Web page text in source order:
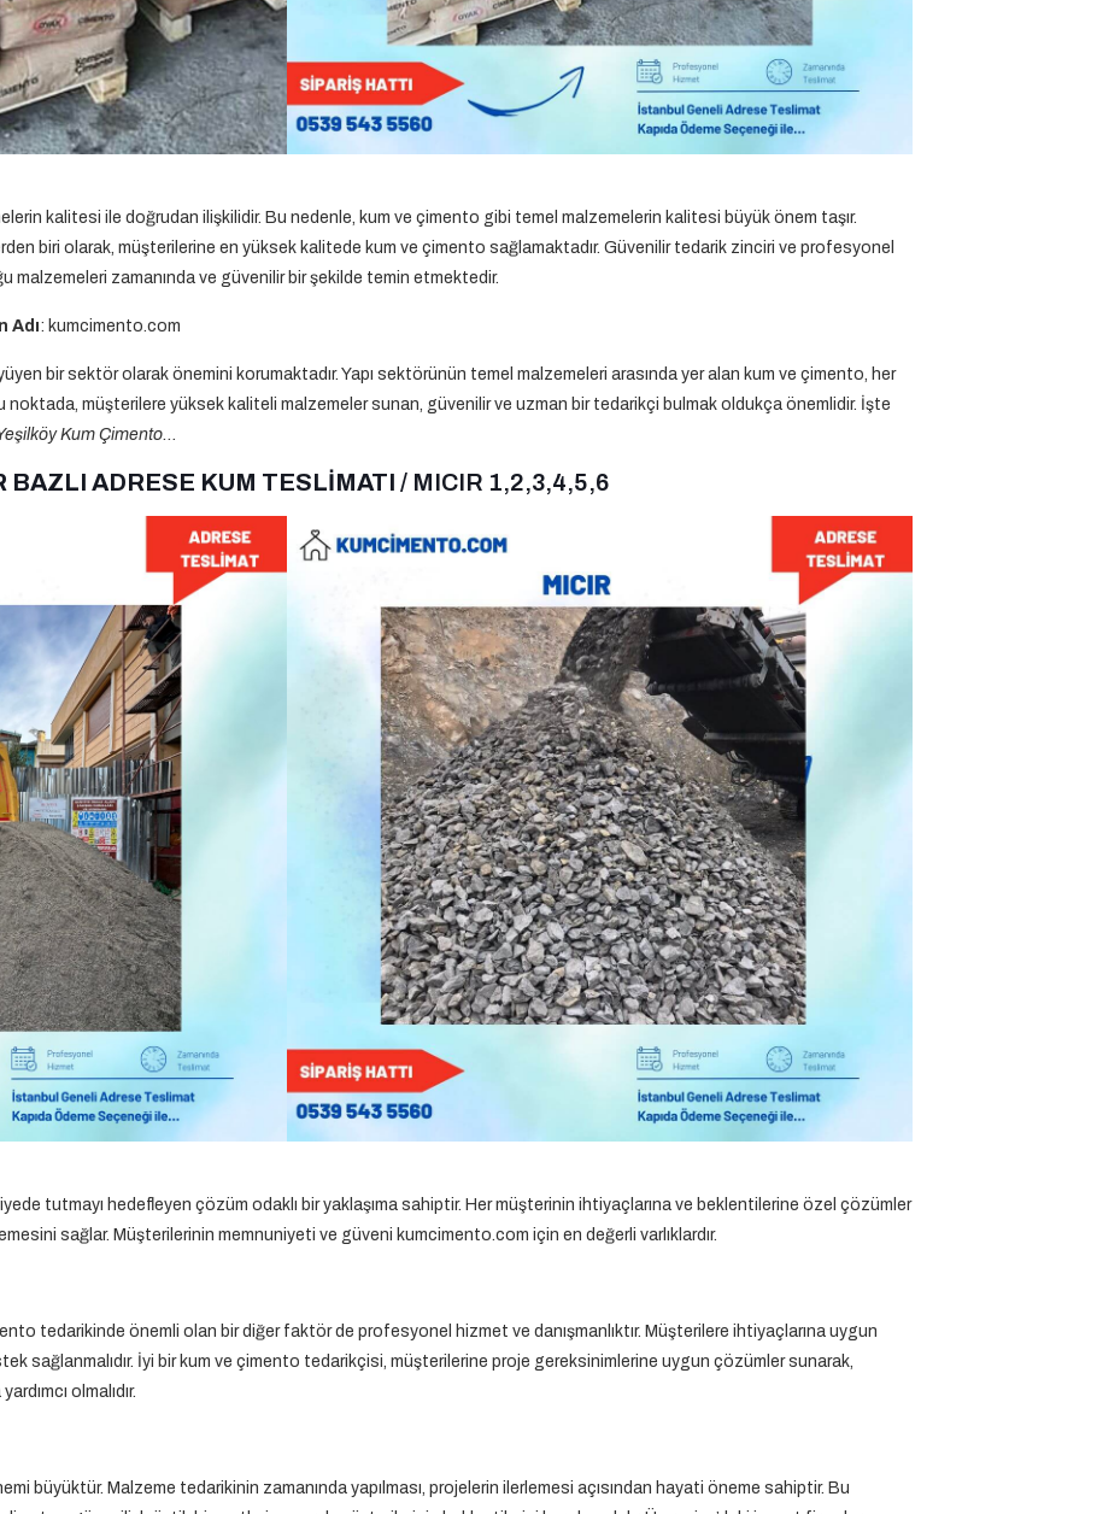
kalitesi ile doğrudan ilişkilidir. Bu nedenle, kum ve çimento gibi temel malzemelerin kalitesi büyük önem taşır.
biri olarak, müşterilerine en yüksek kalitede kum ve çimento sağlamaktadır. Güvenilir tedarik zinciri ve profesyonel
malzemeleri zamanında ve güvenilir bir şekilde temin etmektedir.
Adı: kumcimento.com
bir sektör olarak önemini korumaktadır. Yapı sektörünün temel malzemeleri arasında yer alan kum ve çimento, her
noktada, müşterilere yüksek kaliteli malzemeler sunan, güvenilir ve uzman bir tedarikçi bulmak oldukça önemlidir. İşte
Kum Çimento…
BAZLI ADRESE KUM TESLİMATI / MICIR 1,2,3,4,5,6
tutmayı hedefleyen çözüm odaklı bir yaklaşıma sahiptir. Her müşterinin ihtiyaçlarına ve beklentilerine özel çözümler
sağlar. Müşterilerinin memnuniyeti ve güveni kumcimento.com için en değerli varlıklardır.
tedarikinde önemli olan bir diğer faktör de profesyonel hizmet ve danışmanlıktır. Müşterilere ihtiyaçlarına uygun
sağlanmalıdır. İyi bir kum ve çimento tedarikçisi, müşterilerine proje gereksinimlerine uygun çözümler sunarak,
olmalıdır.
büyüktür. Malzeme tedarikinin zamanında yapılması, projelerin ilerlemesi açısından hayati öneme sahiptir. Bu